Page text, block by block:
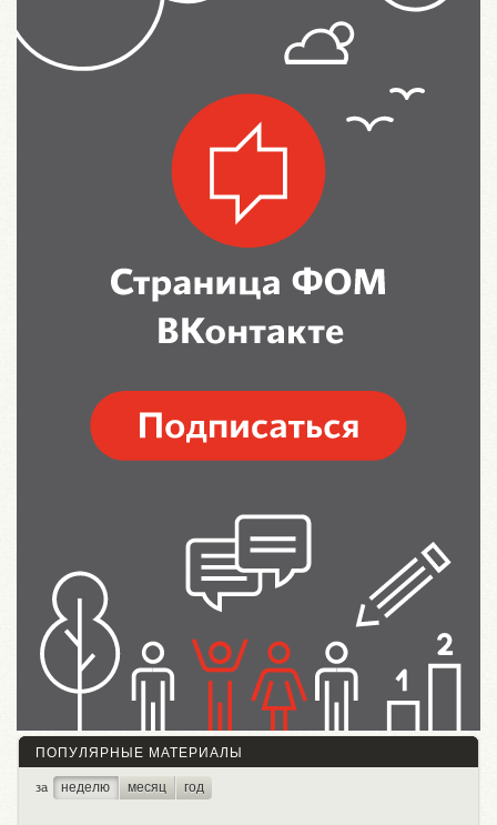
ПОПУЛЯРНЫЕ МАТЕРИАЛЫ
за неделю месяц год